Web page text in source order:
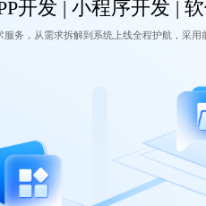
开发 | 小程序开发 |
服务，从需求拆解到系统上线全程护航，采